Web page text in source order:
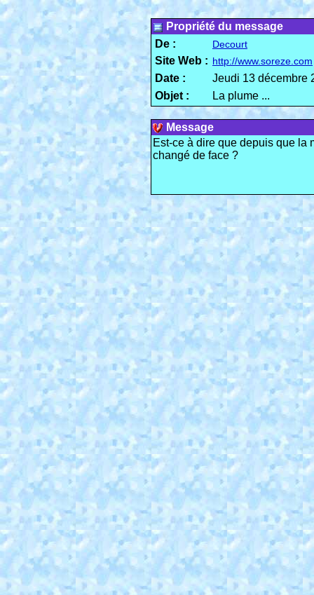
Propriété du message
De :
Decourt
Site Web : http://www.soreze.com
Date :
Jeudi 13 décembre
Objet :
La plume ...
Message
Est-ce à dire que depuis que la
changé de face ?